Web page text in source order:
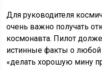
Для руководителя
очень важно получать
космонавта. Пилот
истинные факты о любой
«делать хорошую мину